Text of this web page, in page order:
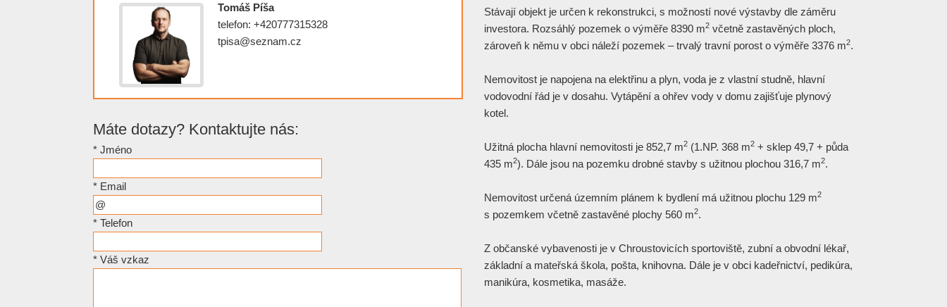
Tomáš Píša
telefon: +420777315328
tpisa@seznam.cz
Máte dotazy? Kontaktujte nás:
* Jméno
* Email
* Telefon
* Váš vzkaz
Stávají objekt je určen k rekonstrukci, s možností nové výstavby dle záměru
investora. Rozsáhlý pozemek o výměře 8390 m2 včetně zastavěných ploch,
zároveň k němu v obci náleží pozemek – trvalý travní porost o výměře 3376 m2.
Nemovitost je napojena na elektřinu a plyn, voda je z vlastní studně, hlavní
vodovodní řád je v dosahu. Vytápění a ohřev vody v domu zajišťuje plynový
kotel.
Užitná plocha hlavní nemovitosti je 852,7 m2 (1.NP. 368 m2 + sklep 49,7 + půda
435 m2). Dále jsou na pozemku drobné stavby s užitnou plochou 316,7 m2.
Nemovitost určená územním plánem k bydlení má užitnou plochu 129 m2
s pozemkem včetně zastavěné plochy 560 m2.
Z občanské vybavenosti je v Chroustovicích sportoviště, zubní a obvodní lékař,
základní a mateřská škola, pošta, knihovna. Dále je v obci kadeřnictví, pedikúra,
manikúra, kosmetika, masáže.